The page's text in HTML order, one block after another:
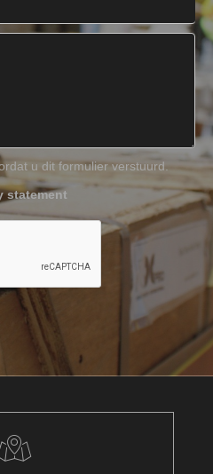
u dit formulier verstuurd.
statement